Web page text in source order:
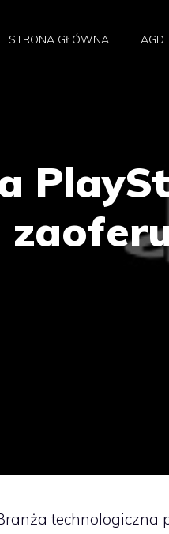
STRONA GŁÓWNA AGD
technologiczna